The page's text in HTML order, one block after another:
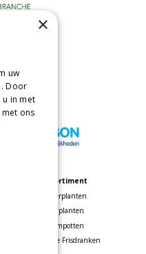
Assortiment
Kamerplanten
Tuinplanten
Bloempotten
Voordelige Frisdranken
×
uw
Door
in met
ons